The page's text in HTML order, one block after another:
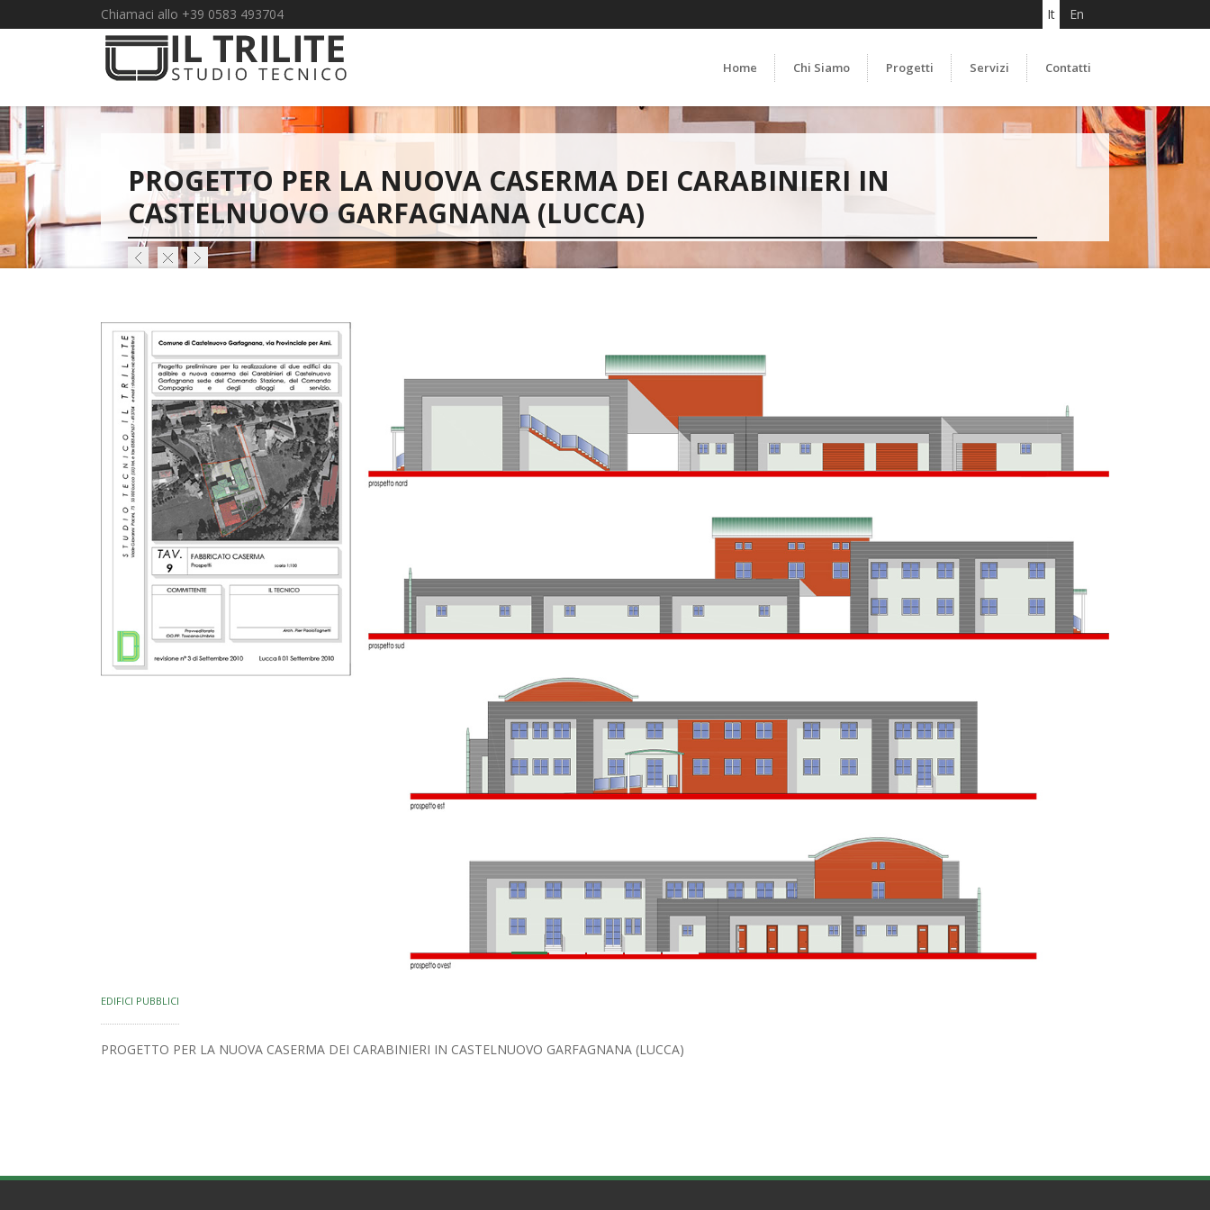
Chiamaci allo +39 0583 493704 It En
Home Chi Siamo Progetti Servizi Contatti
PROGETTO PER LA NUOVA CASERMA DEI CARABINIERI IN
CASTELNUOVO GARFAGNANA (LUCCA)
1 2 3 4 5
EDIFICI PUBBLICI
PROGETTO PER LA NUOVA CASERMA DEI CARABINIERI IN CASTELNUOVO GARFAGNANA (LUCCA)